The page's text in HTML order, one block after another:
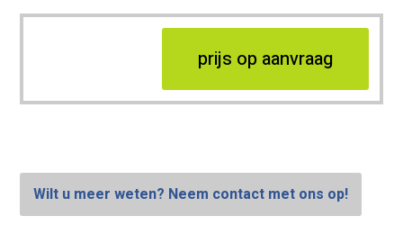
prijs op aanvraag
Wilt u meer weten? Neem contact met ons op!